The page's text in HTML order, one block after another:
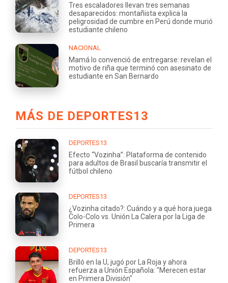
Tres escaladores llevan tres semanas
desaparecidos: montañista explica la
peligrosidad de cumbre en Perú donde murió
estudiante chileno
NACIONAL
Mamá lo convenció de entregarse: revelan el
motivo de riña que terminó con asesinato de
estudiante en San Bernardo
MÁS DE DEPORTES13
DEPORTES13
Efecto “Vozinha”: Plataforma de contenido
para adultos de Brasil buscaría transmitir el
fútbol chileno
DEPORTES13
¿Vozinha citado?: Cuándo y a qué hora juega
Colo-Colo vs. Unión La Calera por la Liga de
Primera
DEPORTES13
Brilló en la U, jugó por La Roja y ahora
refuerza a Unión Española: "Merecen estar
en Primera División"